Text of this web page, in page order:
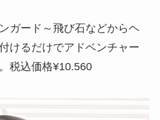
ガード～飛び石などからヘ
けるだけでアドベンチャー
税込価格¥10.560